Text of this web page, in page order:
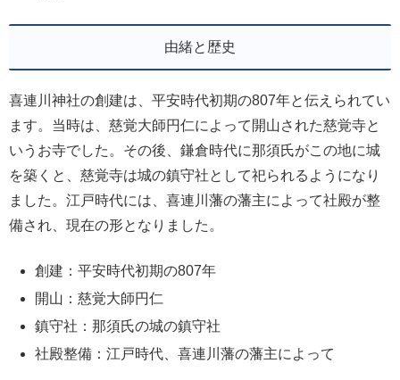
由緒と歴史
喜連川神社の創建は、平安時代初期の807年と伝えられてい
ます。当時は、慈覚大師円仁によって開山された慈覚寺と
いうお寺でした。その後、鎌倉時代に那須氏がこの地に城
を築くと、慈覚寺は城の鎮守社として祀られるようになり
ました。江戸時代には、喜連川藩の藩主によって社殿が整
備され、現在の形となりました。
創建：平安時代初期の807年
開山：慈覚大師円仁
鎮守社：那須氏の城の鎮守社
社殿整備：江戸時代、喜連川藩の藩主によって